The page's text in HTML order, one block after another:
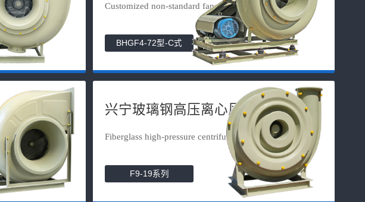
Customized non-standard fans
BHGF4-72型-C式
兴宁玻璃钢高压离心风机
Fiberglass high-pressure centrifuga...
F9-19系列